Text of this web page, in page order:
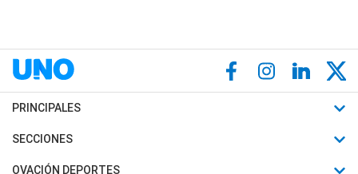
PRINCIPALES
Últimas Noticias
Política
SECCIONES
Horóscopo
OVACIÓN DEPORTES